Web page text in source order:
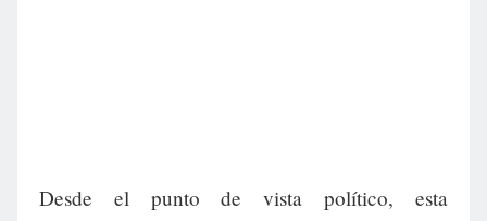
Desde el punto de vista político, esta